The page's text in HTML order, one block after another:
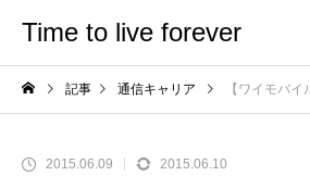
Time to live forever
記事 通信キャリア 【ワイモバイル】プリペイドサ
2015.06.09 2015.06.10